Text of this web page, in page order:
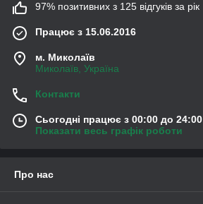
97% позитивних з 125 відгуків за рік
Працює з 15.06.2016
м. Миколаїв
Миколаїв, Україна
Контакти
Сьогодні працює з 00:00 до 24:00
Показати весь графік роботи
Про нас